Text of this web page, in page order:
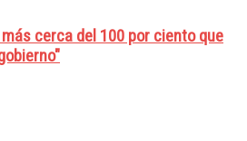
cerca del 100 por ciento que